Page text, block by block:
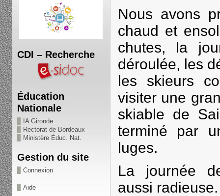
CDI – Recherche
Éducation
Nationale
IA Gironde
Rectorat de Bordeaux
Ministère Éduc. Nat.
Gestion du site
Connexion
Aide
Nous avons
chaud et
chutes, la
déroulée, les
les skieurs
visiter une
skiable de
terminé par
luges.
La journée
aussi radieuse.